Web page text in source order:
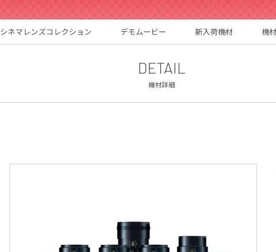
シネマレンズコレクション デモムービー 新入荷機材 機
DETAIL
機材詳細